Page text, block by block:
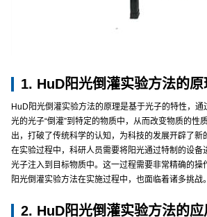
1. HuD阳光倒灌实验方法的原
HuD阳光倒灌实验方法的原理是基于光子的特性，通
光的光子“倒灌”到特定的物质中，从而改变物质的性
出，打破了传统科学的认知，为科技的发展开辟了新
在实验过程中，科研人员需要将阳光通过特制的设备
光子注入到目标物质中。这一过程需要非常精确的操
阳光倒灌实验方法在实施过程中，也面临着诸多挑战。
2. HuD阳光倒灌实验方法的应